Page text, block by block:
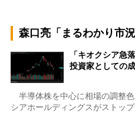
森口亮「まるわかり市況
「キオクシア急
投資家としての
半導体株を中心に相場の調整
シアホールディングスがストッ